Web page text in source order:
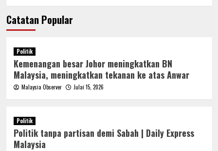
Catatan Popular
Politik
Kemenangan besar Johor meningkatkan BN
Malaysia, meningkatkan tekanan ke atas Anwar
Malaysia Observer Julai 15, 2026
Politik
Politik tanpa partisan demi Sabah | Daily Express
Malaysia